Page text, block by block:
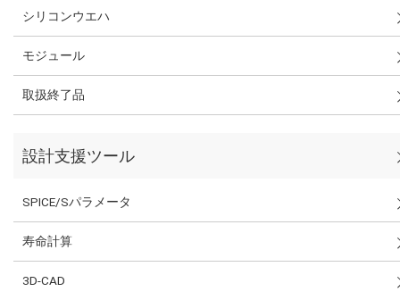
シリコンウエハ
モジュール
取扱終了品
設計支援ツール
SPICE/Sパラメータ
寿命計算
3D-CAD